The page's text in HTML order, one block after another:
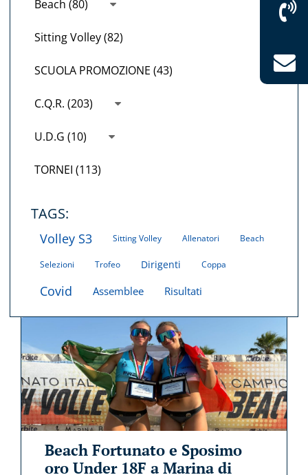
Beach (80)
Sitting Volley (82)
SCUOLA PROMOZIONE (43)
C.Q.R. (203)
U.D.G (10)
TORNEI (113)
TAGS:
Volley S3 Sitting Volley Allenatori Beach
Selezioni Trofeo Dirigenti Coppa
Covid Assemblee Risultati
Beach Fortunato e Sposimo
oro Under 18F a Marina di